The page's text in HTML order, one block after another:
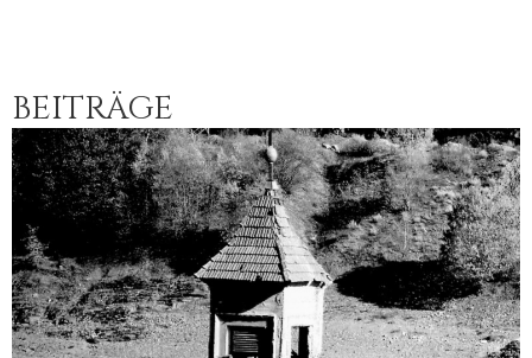
BEITRÄGE